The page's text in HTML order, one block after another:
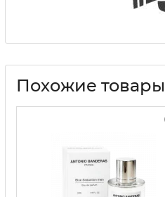
Похожие товары